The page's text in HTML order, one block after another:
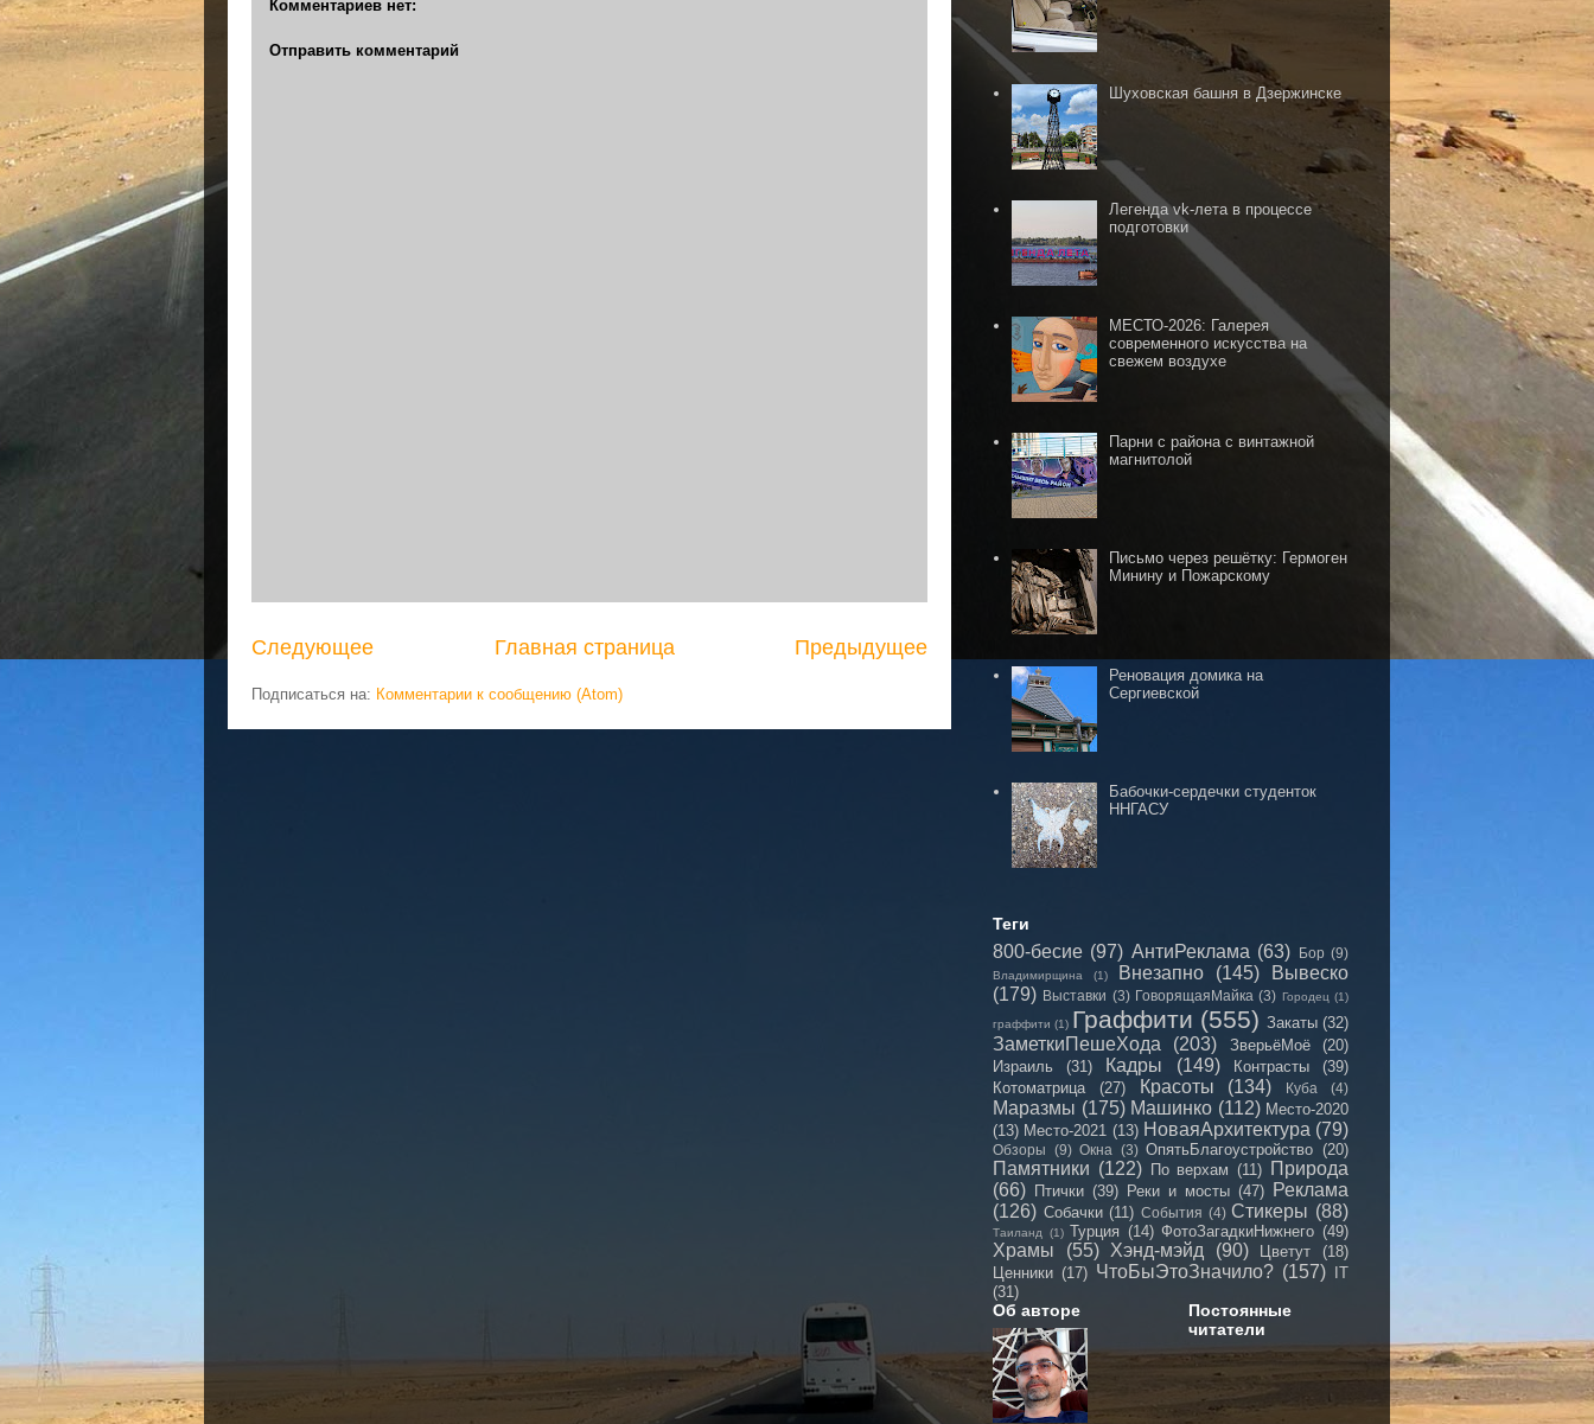
Комментариев нет:
Отправить комментарий
Следующее Предыдущее
Главная страница
Подписаться на: Комментарии к сообщению (Atom)
Шуховская башня в Дзержинске
Легенда vk-лета в процессе
подготовки
МЕСТО-2026: Галерея
современного искусства на
свежем воздухе
Парни с района с винтажной
магнитолой
Письмо через решётку: Гермоген
Минину и Пожарскому
Реновация домика на
Сергиевской
Бабочки-сердечки студенток
ННГАСУ
Теги
800-бесие (97) АнтиРеклама (63) Бор (9)
Владимирщина (1) Внезапно (145)
Вывеско
(179) Выставки (3) ГоворящаяМайка (3) Городец (1)
граффити (1) Граффити (555) Закаты (32)
ЗаметкиПешеХода (203) ЗверьёМоё
(20)
Израиль
(31) Кадры (149) Контрасты
(39)
Котоматрица
(27) Красоты (134) Куба (4)
Маразмы (175) Машинко (112) Место-2020
(13) Место-2021 (13) НоваяАрхитектура (79)
Обзоры (9) Окна (3) ОпятьБлагоустройство (20)
Памятники (122) По верхам (11) Природа
(66) Птички (39) Реки и мосты (47) Реклама
(126) Собачки (11) События (4) Стикеры (88)
Таиланд (1) Турция (14) ФотоЗагадкиНижнего (49)
Храмы (55) Хэнд-мэйд (90) Цветут
(18)
Ценники (17) ЧтоБыЭтоЗначило? (157)
IT
(31)
Об авторе
Постоянные
читатели